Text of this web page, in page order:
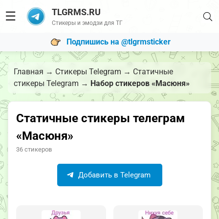
☰ TLGRMS.RU
Стикеры и эмодзи для ТГ
Подпишись на @tlgrmsticker
Главная → Стикеры Telegram → Статичные
стикеры Telegram → Набор стикеров «Масюня»
Статичные стикеры телеграм
«Масюня»
36 стикеров
Добавить в Telegram